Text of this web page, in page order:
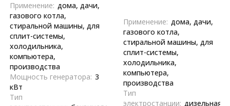
Применение: дома, дачи,
газового котла,
стиральной машины, для
сплит-системы,
холодильника,
компьютера,
производства
Мощность генератора: 3
кВт
Тип
Применение: дома, дачи,
газового котла,
стиральной машины, для
сплит-системы,
холодильника,
компьютера,
производства
Тип
электростанции: дизельная